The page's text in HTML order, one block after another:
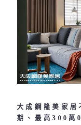
大成鋼隆美家
期、最高300